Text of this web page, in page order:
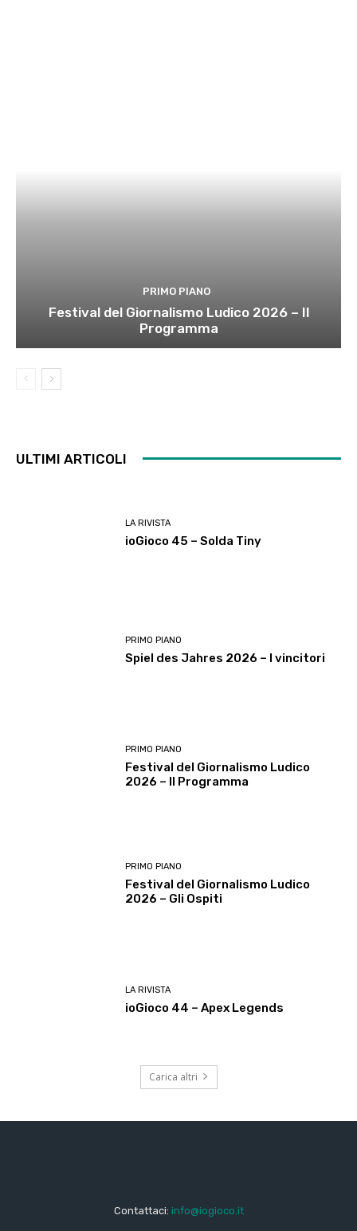
PRIMO PIANO
Festival del Giornalismo Ludico 2026 – Il
Programma
ULTIMI ARTICOLI
LA RIVISTA
ioGioco 45 – Solda Tiny
PRIMO PIANO
Spiel des Jahres 2026 – I vincitori
PRIMO PIANO
Festival del Giornalismo Ludico
2026 – Il Programma
PRIMO PIANO
Festival del Giornalismo Ludico
2026 – Gli Ospiti
LA RIVISTA
ioGioco 44 – Apex Legends
Carica altri
Contattaci: info@iogioco.it